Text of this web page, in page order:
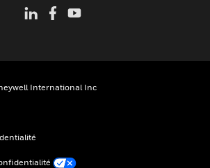
International Inc